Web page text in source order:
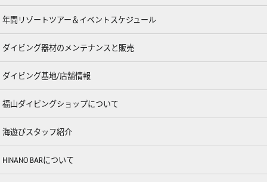
年間リゾートツアー＆イベントスケジュール
ダイビング器材のメンテナンスと販売
ダイビング基地/店舗情報
福山ダイビングショップについて
海遊びスタッフ紹介
HINANO BARについて